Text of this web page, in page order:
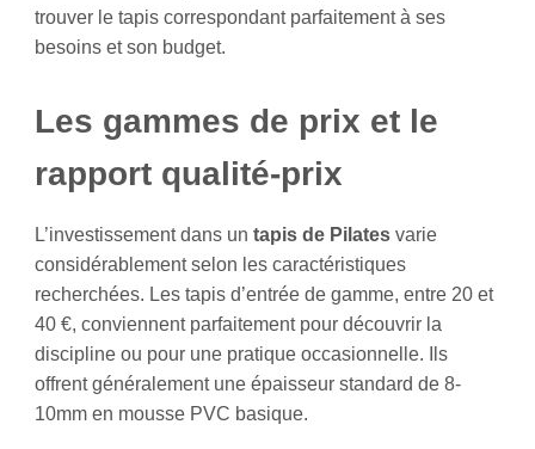
trouver le tapis correspondant parfaitement à ses
besoins et son budget.
Les gammes de prix et le
rapport qualité-prix
L’investissement dans untapis de Pilates varie
considérablement selon les caractéristiques
recherchées. Les tapis d’entrée de gamme, entre 20 et
40 €, conviennent parfaitement pour découvrir la
discipline ou pour une pratique occasionnelle. Ils
offrent généralement une épaisseur standard de 8-
10mm en mousse PVC basique.